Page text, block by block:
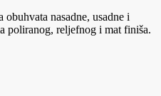
nasadne, usadne i
poliranog, reljefnog i mat finiša.